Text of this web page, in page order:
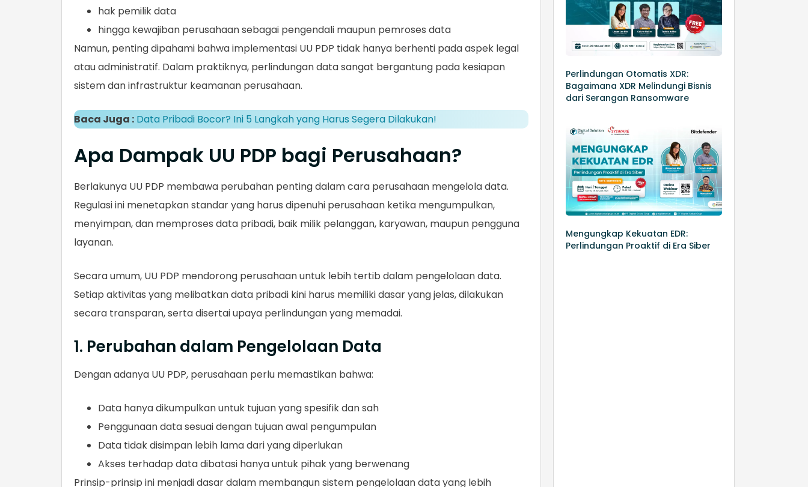
hak pemilik data
hingga kewajiban perusahaan sebagai pengendali maupun pemroses data
Namun, penting dipahami bahwa implementasi UU PDP tidak hanya berhenti pada aspek legal
atau administratif. Dalam praktiknya, perlindungan data sangat bergantung pada kesiapan
sistem dan infrastruktur keamanan perusahaan.
Baca Juga : Data Pribadi Bocor? Ini 5 Langkah yang Harus Segera Dilakukan!
Apa Dampak UU PDP bagi Perusahaan?
Berlakunya UU PDP membawa perubahan penting dalam cara perusahaan mengelola data.
Regulasi ini menetapkan standar yang harus dipenuhi perusahaan ketika mengumpulkan,
menyimpan, dan memproses data pribadi, baik milik pelanggan, karyawan, maupun pengguna
layanan.
Secara umum, UU PDP mendorong perusahaan untuk lebih tertib dalam pengelolaan data.
Setiap aktivitas yang melibatkan data pribadi kini harus memiliki dasar yang jelas, dilakukan
secara transparan, serta disertai upaya perlindungan yang memadai.
1. Perubahan dalam Pengelolaan Data
Dengan adanya UU PDP, perusahaan perlu memastikan bahwa:
Data hanya dikumpulkan untuk tujuan yang spesifik dan sah
Penggunaan data sesuai dengan tujuan awal pengumpulan
Data tidak disimpan lebih lama dari yang diperlukan
Akses terhadap data dibatasi hanya untuk pihak yang berwenang
Prinsip-prinsip ini menjadi dasar dalam membangun sistem pengelolaan data yang lebih
Perlindungan Otomatis XDR:
Bagaimana XDR Melindungi Bisnis
dari Serangan Ransomware
Mengungkap Kekuatan EDR:
Perlindungan Proaktif di Era Siber